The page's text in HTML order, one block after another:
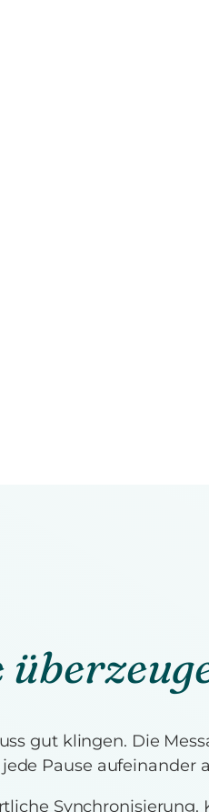
gut klingen. Die
Pause aufeinander